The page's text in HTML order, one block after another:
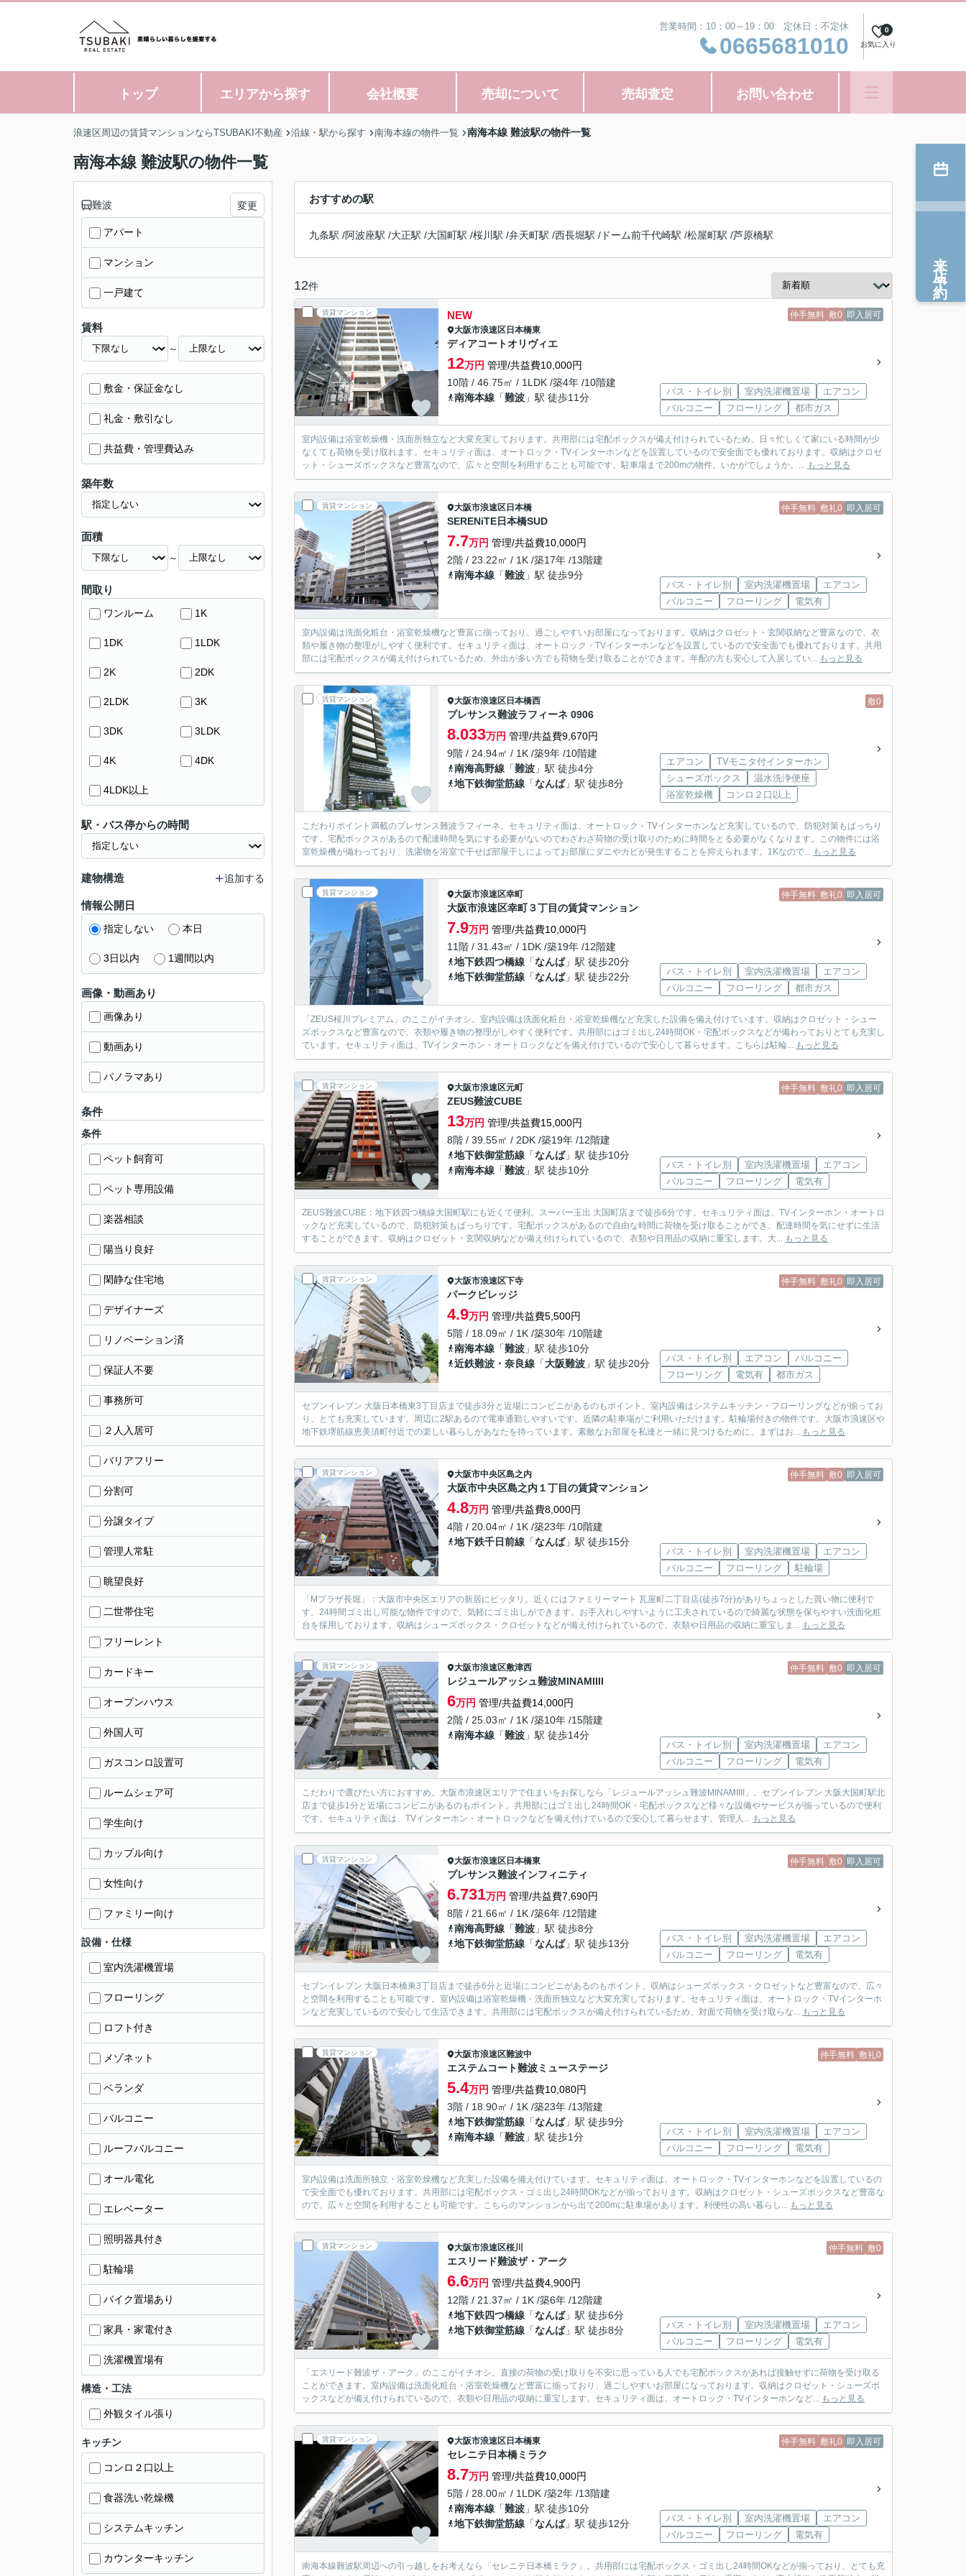
営業時間：10：00～19：00 定休日：不定休
0665681010 お気に入り
0
トップ エリアから探す 会社概要 売却について 売却査定 お問い合わせ
浪速区周辺の賃貸マンションならTSUBAKI不動産 沿線・駅から探す 南海本線の物件一覧 南海本線 難波駅の物件一覧
南海本線 難波駅の物件一覧
おすすめの駅
九条駅 /阿波座駅 /大正駅 /大国町駅 /桜川駅 /弁天町駅 /西長堀駅 / ドーム前千代崎駅 /松屋町駅 /芦原橋駅
12件
賃貸マンション 仲手無料 敷0 即入居可
NEW
大阪市浪速区 日本橋東
ディアコートオリヴィエ
12万円 管理/共益費10,000円
10階 / 46.75㎡ / 1LDK /築4年 /10階建
南海本線 「難波 」駅 徒歩11分
バス・トイレ別 室内洗濯機置場
エアコン
バルコニー
フローリング 都市ガス
室内設備は浴室乾燥機・洗面所独立など大変充実しております。共用部には宅配ボックスが備え付けられているため、日々忙しくて家にいる時間が少
なくても荷物を受け取れます。セキュリティ面は、オートロック・TVインターホンなどを設置しているので安全面でも優れております。収納はクロゼ
ット・シューズボックスなど豊富なので、広々と空間を利用することも可能です。駐車場まで200mの物件、いかがでしょうか。... もっと見る
賃貸マンション 仲手無料 敷礼0 即入居可
大阪市浪速区 日本橋
SERENiTE日本橋SUD
7.7万円 管理/共益費10,000円
2階 / 23.22㎡ / 1K /築17年 /13階建
南海本線 「難波 」駅 徒歩9分
バス・トイレ別 室内洗濯機置場
エアコン
バルコニー
フローリング 電気有
室内設備は洗面化粧台・浴室乾燥機など豊富に揃っており、過ごしやすいお部屋になっております。収納はクロゼット・玄関収納など豊富なので、衣
類や履き物の整理がしやすく便利です。セキュリティ面は、オートロック・TVインターホンなどを設置しているので安全面でも優れております。共用
部には宅配ボックスが備え付けられているため、外出が多い方でも荷物を受け取ることができます。年配の方も安心して入居してい... もっと見る
賃貸マンション 敷0
大阪市浪速区 日本橋西
プレサンス難波ラフィーネ 0906
8.033万円 管理/共益費9,670円
9階 / 24.94㎡ / 1K /築9年 /10階建
南海高野線 「難波 」駅 徒歩4分
地下鉄御堂筋線 「なんば」駅 徒歩8分
エアコン
TVモニタ付インターホン
シューズボックス
温水洗浄便座
浴室乾燥機
コンロ２口以上
こだわりポイント満載のプレサンス難波ラフィーネ。セキュリティ面は、オートロック・TVインターホンなど充実しているので、防犯対策もばっちり
です。宅配ボックスがあるので配達時間を気にする必要がないのでわざわざ荷物の受け取りのために時間をとる必要がなくなります。この物件には浴
室乾燥機が備わっており、洗濯物を浴室で干せば部屋干しによってお部屋にダニやカビが発生することを抑えられます。1Kなので... もっと見る
賃貸マンション 仲手無料 敷礼0 即入居可
大阪市浪速区幸町
大阪市浪速区幸町３丁目の賃貸マンション
7.9万円 管理/共益費10,000円
11階 / 31.43㎡ / 1DK /築19年 /12階建
地下鉄四つ橋線 「なんば」駅 徒歩20分
地下鉄御堂筋線 「なんば」駅 徒歩22分 バス・トイレ別 室内洗濯機置場
エアコン
バルコニー
フローリング 都市ガス
「ZEUS桜川プレミアム」のここがイチオシ。室内設備は洗面化粧台・浴室乾燥機など充実した設備を備え付けています。収納はクロゼット・シュー
ズボックスなど豊富なので、衣類や履き物の整理がしやすく便利です。共用部にはゴミ出し24時間OK・宅配ボックスなどが備わっておりとても充実し
ています。セキュリティ面は、TVインターホン・オートロックなどを備え付けているので安心して暮らせます。こちらは駐輪... もっと見る
賃貸マンション 仲手無料 敷礼0 即入居可
大阪市浪速区元町
ZEUS難波CUBE
13万円 管理/共益費15,000円
8階 / 39.55㎡ / 2DK /築19年 /12階建
地下鉄御堂筋線 「なんば」駅 徒歩10分
南海本線 「難波 」駅 徒歩10分 バス・トイレ別 室内洗濯機置場
エアコン
バルコニー
フローリング 電気有
ZEUS難波CUBE：地下鉄四つ橋線大国町駅にも近くて便利。スーパー玉出 大国町店まで徒歩6分です。セキュリティ面は、TVインターホン・オートロ
ックなど充実しているので、防犯対策もばっちりです。宅配ボックスがあるので自由な時間に荷物を受け取ることができ、配達時間を気にせずに生活
することができます。収納はクロゼット・玄関収納などが備え付けられているので、衣類や日用品の収納に重宝します。大... もっと見る
賃貸マンション 仲手無料 敷礼0 即入居可
大阪市浪速区下寺
パークビレッジ
4.9万円 管理/共益費5,500円
5階 / 18.09㎡ / 1K /築30年 /10階建
南海本線 「難波 」駅 徒歩10分
近鉄難波・奈良線 「大阪難波 」駅 徒歩20分 バス・トイレ別 エアコン
バルコニー
フローリング
電気有 都市ガス
セブンイレブン 大阪日本橋東3丁目店まで徒歩3分と近場にコンビニがあるのもポイント。室内設備はシステムキッチン・フローリングなどが揃ってお
り、とても充実しています。周辺に2駅あるので電車通勤しやすいです。近隣の駐車場がご利用いただけます。駐輪場付きの物件です。大阪市浪速区や
地下鉄堺筋線恵美須町付近での楽しい暮らしがあなたを待っています。素敵なお部屋を私達と一緒に見つけるために、まずはお... もっと見る
賃貸マンション 仲手無料 敷0 即入居可
大阪市中央区島之内
大阪市中央区島之内１丁目の賃貸マンション
4.8万円 管理/共益費8,000円
4階 / 20.04㎡ / 1K /築23年 /10階建
地下鉄千日前線 「なんば」駅 徒歩15分
バス・トイレ別 室内洗濯機置場
エアコン
バルコニー
フローリング 駐輪場
「Mプラザ長堀」：大阪市中央区エリアの新居にピッタリ。近くにはファミリーマート 瓦屋町二丁目店(徒歩7分)がありちょっとした買い物に便利で
す。24時間ゴミ出し可能な物件ですので、気軽にゴミ出しができます。お手入れしやすいように工夫されているので綺麗な状態を保ちやすい洗面化粧
台を採用しております。収納はシューズボックス・クロゼットなどが備え付けられているので、衣類や日用品の収納に重宝しま... もっと見る
賃貸マンション 仲手無料 敷0 即入居可
大阪市浪速区敷津西
レジュールアッシュ難波MINAMIIII
6万円 管理/共益費14,000円
2階 / 25.03㎡ / 1K /築10年 /15階建
南海本線 「難波 」駅 徒歩14分
バス・トイレ別 室内洗濯機置場
エアコン
バルコニー
フローリング 電気有
こだわりで選びたい方におすすめ。大阪市浪速区エリアで住まいをお探しなら「レジュールアッシュ難波MINAMIIII」。セブンイレブン 大阪大国町駅北
店まで徒歩1分と近場にコンビニがあるのもポイント。共用部にはゴミ出し24時間OK・宅配ボックスなど様々な設備やサービスが揃っているので便利
です。セキュリティ面は、TVインターホン・オートロックなどを備え付けているので安心して暮らせます。管理人... もっと見る
賃貸マンション 仲手無料 敷0 即入居可
大阪市浪速区 日本橋東
プレサンス難波インフィニティ
6.731万円 管理/共益費7,690円
8階 / 21.66㎡ / 1K /築6年 /12階建
南海高野線 「難波 」駅 徒歩8分
地下鉄御堂筋線 「なんば」駅 徒歩13分 バス・トイレ別 室内洗濯機置場
エアコン
バルコニー
フローリング 電気有
セブンイレブン 大阪日本橋東3丁目店まで徒歩6分と近場にコンビニがあるのもポイント。収納はシューズボックス・クロゼットなど豊富なので、広々
と空間を利用することも可能です。室内設備は浴室乾燥機・洗面所独立など大変充実しております。セキュリティ面は、オートロック・TVインターホ
ンなど充実しているので安心して生活できます。共用部には宅配ボックスが備え付けられているため、対面で荷物を受け取らな... もっと見る
賃貸マンション 仲手無料 敷礼0
大阪市浪速区難波中
エステムコート難波ミューステージ
5.4万円 管理/共益費10,080円
3階 / 18.90㎡ / 1K /築23年 /13階建
地下鉄御堂筋線 「なんば」駅 徒歩9分
南海本線 「難波 」駅 徒歩1分 バス・トイレ別 室内洗濯機置場
エアコン
バルコニー
フローリング 電気有
室内設備は洗面所独立・浴室乾燥機など充実した設備を備え付けています。セキュリティ面は、オートロック・TVインターホンなどを設置しているの
で安全面でも優れております。共用部には宅配ボックス・ゴミ出し24時間OKなどが揃っております。収納はクロゼット・シューズボックスなど豊富な
ので、広々と空間を利用することも可能です。こちらのマンションから出て200mに駐車場があります。利便性の高い暮らし... もっと見る
賃貸マンション 仲手無料 敷0
大阪市浪速区桜川
エスリード難波ザ・アーク
6.6万円 管理/共益費4,900円
12階 / 21.37㎡ / 1K /築6年 /12階建
地下鉄四つ橋線 「なんば」駅 徒歩6分
地下鉄御堂筋線 「なんば」駅 徒歩8分 バス・トイレ別 室内洗濯機置場
エアコン
バルコニー
フローリング 電気有
「エスリード難波ザ・アーク」のここがイチオシ。直接の荷物の受け取りを不安に思っている人でも宅配ボックスがあれば接触せずに荷物を受け取る
ことができます。室内設備は洗面化粧台・浴室乾燥機など豊富に揃っており、過ごしやすいお部屋になっております。収納はクロゼット・シューズボ
ックスなどが備え付けられているので、衣類や日用品の収納に重宝します。セキュリティ面は、オートロック・TVインターホンなど... もっと見る
賃貸マンション 仲手無料 敷礼0 即入居可
大阪市浪速区 日本橋東
セレニテ日本橋ミラク
8.7万円 管理/共益費10,000円
5階 / 28.00㎡ / 1LDK /築2年 /13階建
南海本線 「難波 」駅 徒歩10分
地下鉄御堂筋線 「なんば」駅 徒歩12分 バス・トイレ別 室内洗濯機置場
エアコン
バルコニー
フローリング 電気有
南海本線難波駅周辺への引っ越しをお考えなら「セレニテ日本橋ミラク」。共用部には宅配ボックス・ゴミ出し24時間OKなどが揃っており、とても充
難波 変更
アパート
マンション
一戸建て
賃料
～
敷金・保証金なし
礼金・敷引なし
共益費・管理費込み
築年数
面積
～
間取り
ワンルーム 1K
1DK 1LDK
2K 2DK
2LDK 3K
3DK 3LDK
4K 4DK
4LDK以上
駅・バス停からの時間
建物構造 追加する
情報公開日
指定しない 本日
3日以内 1週間以内
画像・動画あり
画像あり
動画あり
パノラマあり
条件
条件
ペット飼育可
ペット専用設備
楽器相談
陽当り良好
閑静な住宅地
デザイナーズ
リノベーション済
保証人不要
事務所可
２人入居可
バリアフリー
分割可
分譲タイプ
管理人常駐
眺望良好
二世帯住宅
フリーレント
カードキー
オープンハウス
外国人可
ガスコンロ設置可
ルームシェア可
学生向け
カップル向け
女性向け
ファミリー向け
設備・仕様
室内洗濯機置場
フローリング
ロフト付き
メゾネット
ベランダ
バルコニー
ルーフバルコニー
オール電化
エレベーター
照明器具付き
駐輪場
バイク置場あり
家具・家電付き
洗濯機置場有
構造・工法
外観タイル張り
キッチン
コンロ２口以上
食器洗い乾燥機
システムキッチン
カウンターキッチン
来店予約